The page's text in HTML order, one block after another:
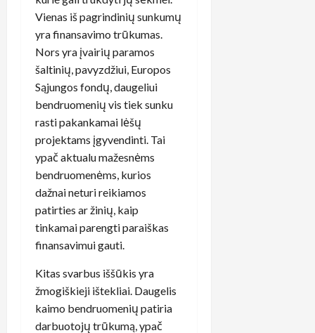
Vienas iš pagrindinių sunkumų
yra finansavimo trūkumas.
Nors yra įvairių paramos
šaltinių, pavyzdžiui, Europos
Sąjungos fondų, daugeliui
bendruomenių vis tiek sunku
rasti pakankamai lėšų
projektams įgyvendinti. Tai
ypač aktualu mažesnėms
bendruomenėms, kurios
dažnai neturi reikiamos
patirties ar žinių, kaip
tinkamai parengti paraiškas
finansavimui gauti.
Kitas svarbus iššūkis yra
žmogiškieji ištekliai. Daugelis
kaimo bendruomenių patiria
darbuotojų trūkumą, ypač